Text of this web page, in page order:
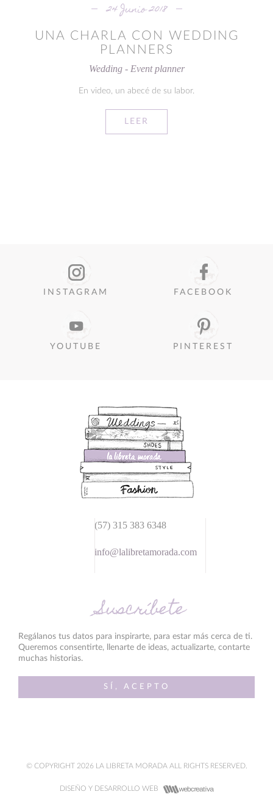
24 Junio 2018
UNA CHARLA CON WEDDING
PLANNERS
Wedding - Event planner
En video, un abecé de su labor.
LEER
INSTAGRAM FACEBOOK
YOUTUBE PINTEREST
(57) 315 383 6348
info@lalibretamorada.com
Suscríbete
Regálanos tus datos para inspirarte, para estar más cerca de ti.
Queremos consentirte, llenarte de ideas, actualizarte, contarte
muchas historias.
SÍ, ACEPTO
© COPYRIGHT 2026 LA LIBRETA MORADA ALL RIGHTS RESERVED.
DISEÑO Y DESARROLLO WEB